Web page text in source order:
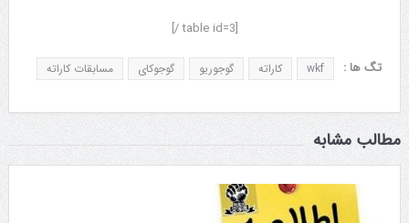
[table id=3 /]
تگ ها : wkf کاراته گوجوریو گوجوکای مسابقات کاراته
مطالب مشابه